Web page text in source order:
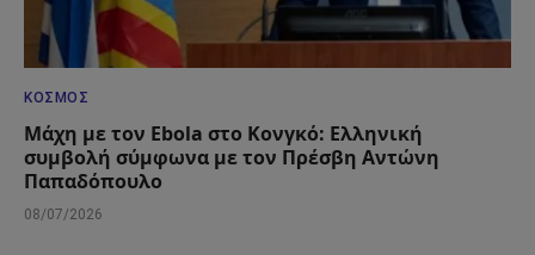
ΚΌΣΜΟΣ
Μάχη με τον Ebola στο Κονγκό: Ελληνική
συμβολή σύμφωνα με τον Πρέσβη Αντώνη
Παπαδόπουλο
08/07/2026